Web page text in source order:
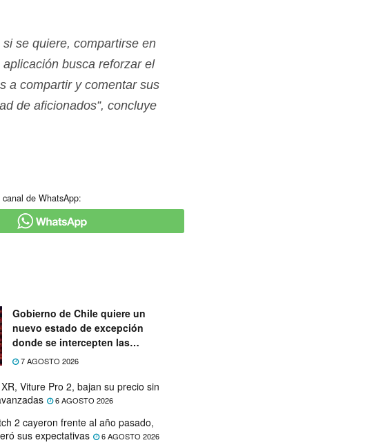
se quiere, compartirse en
busca reforzar el
a compartir y comentar sus
de aficionados”, concluye
de WhatsApp:
Gobierno de Chile quiere un
nuevo estado de excepción
donde se intercepten las
telecomunicaciones
7 AGOSTO 2026
Viture Pro 2, bajan su precio sin
6 AGOSTO 2026
2 cayeron frente al año pasado,
sus expectativas
6 AGOSTO 2026